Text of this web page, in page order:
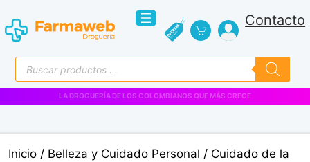
al
contenido
Contacto
Búsqueda
de
productos
LA DROGUERÍA DE LOS COLOMBIANOS QUE MÁS CRECE
Inicio / Belleza y Cuidado Personal / Cuidado de la